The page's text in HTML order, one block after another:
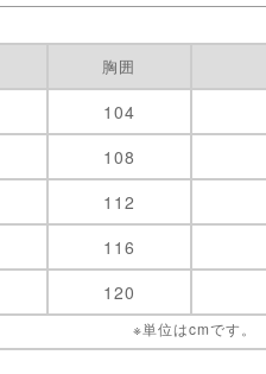
胸囲
104
108
112
116
120
※単位はcmです